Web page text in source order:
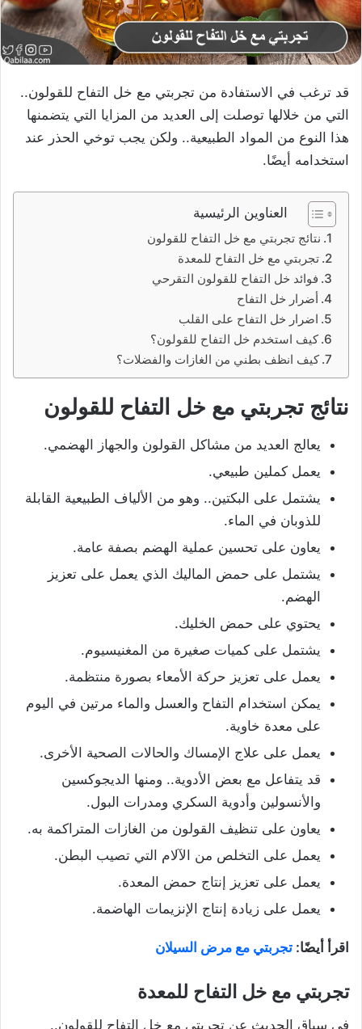
قد ترغب في الاستفادة من تجربتي مع خل التفاح للقولون..
التي من خلالها توصلت إلى العديد من المزايا التي يتضمنها
هذا النوع من المواد الطبيعية.. ولكن يجب توخي الحذر عند
استخدامه أيضًا.
العناوين الرئيسية
نتائج تجربتي مع خل التفاح للقولون
تجربتي مع خل التفاح للمعدة
فوائد خل التفاح للقولون التقرحي
أضرار خل التفاح
اضرار خل التفاح على القلب
كيف استخدم خل التفاح للقولون؟
كيف انظف بطني من الغازات والفضلات؟
نتائج تجربتي مع خل التفاح للقولون
يعالج العديد من مشاكل القولون والجهاز الهضمي.
يعمل كملين طبيعي.
يشتمل على البكتين.. وهو من الألياف الطبيعية القابلة
للذوبان في الماء.
يعاون على تحسين عملية الهضم بصفة عامة.
يشتمل على حمض الماليك الذي يعمل على تعزيز
الهضم.
يحتوي على حمض الخليك.
يشتمل على كميات صغيرة من المغنيسيوم.
يعمل على تعزيز حركة الأمعاء بصورة منتظمة.
يمكن استخدام التفاح والعسل والماء مرتين في اليوم
على معدة خاوية.
يعمل على علاج الإمساك والحالات الصحية الأخرى.
قد يتفاعل مع بعض الأدوية.. ومنها الديجوكسين
والأنسولين وأدوية السكري ومدرات البول.
يعاون على تنظيف القولون من الغازات المتراكمة به.
يعمل على التخلص من الآلام التي تصيب البطن.
يعمل على تعزيز إنتاج حمض المعدة.
يعمل على زيادة إنتاج الإنزيمات الهاضمة.
اقرأ أيضًا: تجربتي مع مرض السيلان
تجربتي مع خل التفاح للمعدة
في سياق الحديث عن تجربتي مع خل التفاح للقولون..